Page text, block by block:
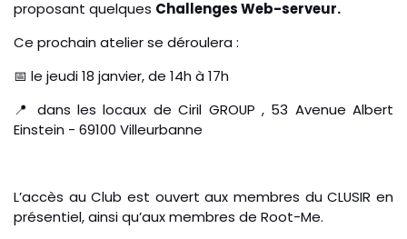
proposant quelques Challenges Web-serveur.
Ce prochain atelier se déroulera :
📅 le jeudi 18 janvier, de 14h à 17h
📍 dans les locaux de Ciril GROUP , 53 Avenue Albert
Einstein - 69100 Villeurbanne
L’accès au Club est ouvert aux membres du CLUSIR en
présentiel, ainsi qu’aux membres de Root-Me.